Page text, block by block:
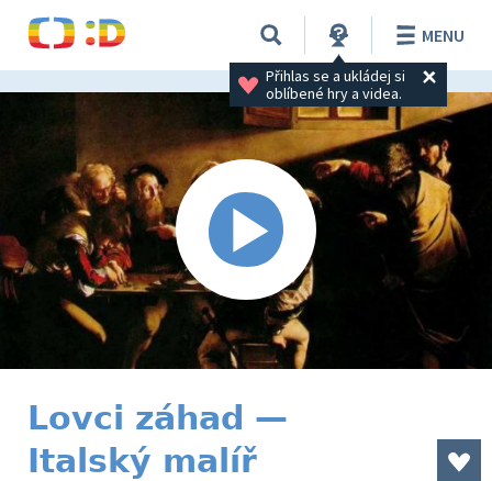
Přihlas se a ukládej si
oblíbené hry a videa.
MENU
Lovci záhad —
Italský malíř